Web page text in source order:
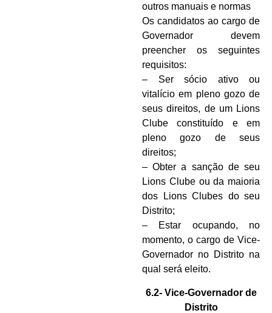
outros manuais e normas
Os candidatos ao cargo de
Governador devem
preencher os seguintes
requisitos:
– Ser sócio ativo ou
vitalício em pleno gozo de
seus direitos, de um Lions
Clube constituído e em
pleno gozo de seus
direitos;
– Obter a sanção de seu
Lions Clube ou da maioria
dos Lions Clubes do seu
Distrito;
– Estar ocupando, no
momento, o cargo de Vice-
Governador no Distrito na
qual será eleito.
6.2- Vice-Governador de
Distrito